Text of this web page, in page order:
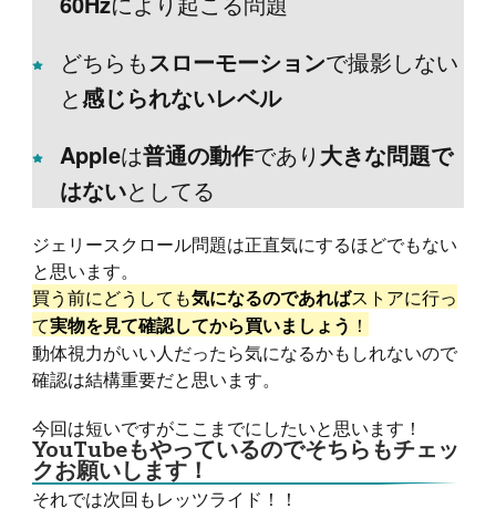
どちらもスローモーションで撮影しない
と感じられないレベル
Appleは普通の動作であり 大きな問題で
はないとしてる
ジェリースクロール問題は正直気にするほどでもない
と思います。
買う前にどうしても気になるのであればストアに行っ
て実物を見て確認してから買いましょう ！
動体視力がいい人だったら気になるかもしれないので
確認は結構重要だと思います。
今回は短いですがここまでにしたいと思います！
YouTubeもやっているのでそちらもチェッ
クお願いします！
それでは次回もレッツライド！！